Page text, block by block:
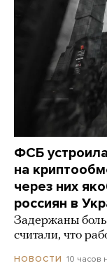
ФСБ
на
через них
россиян в
Задержаны
считали, что
НОВОСТИ 10 часов